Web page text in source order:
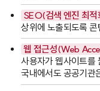
SEO(검색 엔진 최적
상위에 노출되도록 콘
웹 접근성(Web
사용자가 웹사이트를
국내에서도 공공기관